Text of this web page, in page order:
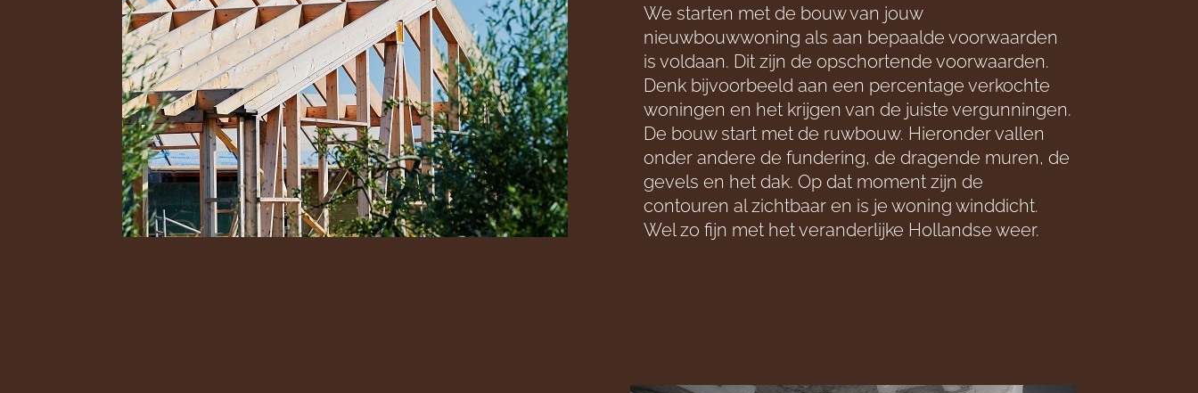
We starten met de bouw van jouw
nieuwbouwwoning als aan bepaalde voorwaarden
is voldaan. Dit zijn de opschortende voorwaarden.
Denk bijvoorbeeld aan een percentage verkochte
woningen en het krijgen van de juiste vergunningen.
De bouw start met de ruwbouw. Hieronder vallen
onder andere de fundering, de dragende muren, de
gevels en het dak. Op dat moment zijn de
contouren al zichtbaar en is je woning winddicht.
Wel zo fijn met het veranderlijke Hollandse weer.